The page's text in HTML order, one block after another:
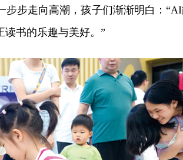
步步走向高潮，孩子们渐渐明白：
书的乐趣与美好。”